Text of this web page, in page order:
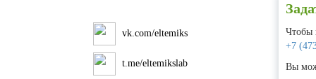
Чтобы
+7
Вы
vk.com/eltemiks
t.me/eltemikslab